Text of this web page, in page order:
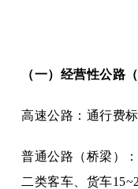
（一）经营性公路
高速公路：通行费
普通公路（桥梁）
二类客车、货车